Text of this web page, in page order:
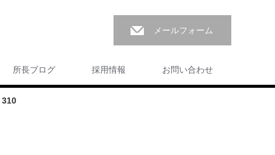
メールフォーム
所長ブログ 採用情報 お問い合わせ
310